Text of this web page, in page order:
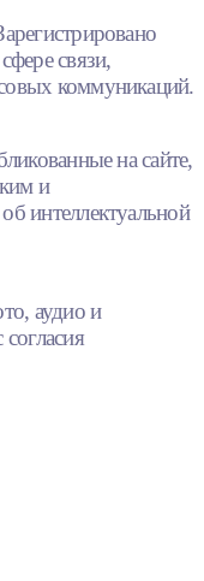
связи,
коммуникаций.
на сайте,
и
интеллектуальной
аудио и